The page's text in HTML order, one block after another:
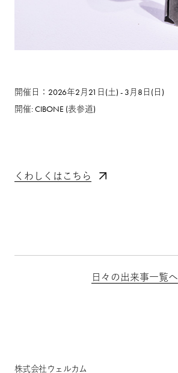
開催日：2026年2月21日(土) - 3月8日(日)
開催: CIBONE (表参道)
くわしくはこちら
日々の出来事一覧へ
株式会社ウェルカム